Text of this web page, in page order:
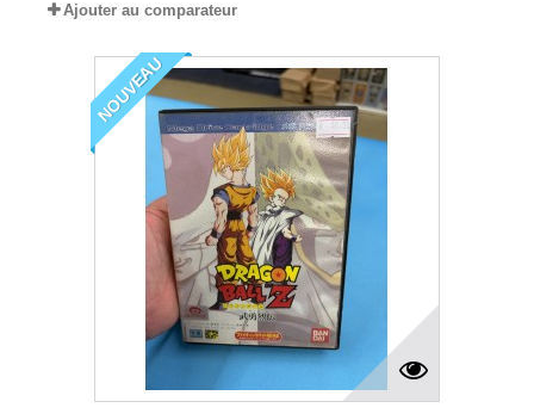
Ajouter au comparateur
NOUVEAU